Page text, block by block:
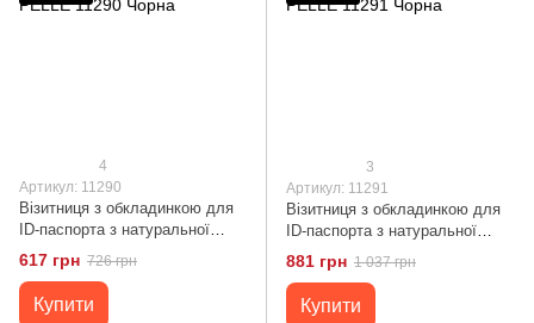
4
Артикул: 11290
Візитниця з обкладинкою для
ID-паспорта з натуральної
шкіри GRANDE PELLE 11290
Чорна
617 грн 726 грн
Купити
3
Артикул: 11291
Візитниця з обкладинкою для
ID-паспорта з натуральної
шкіри GRANDE PELLE 11291
Чорна
881 грн 1 037 грн
Купити